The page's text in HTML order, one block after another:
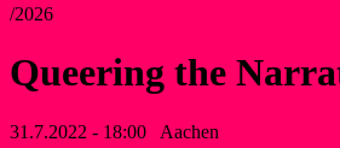
/2026
Queering the
31.7.2022 - 18:00 Aachen